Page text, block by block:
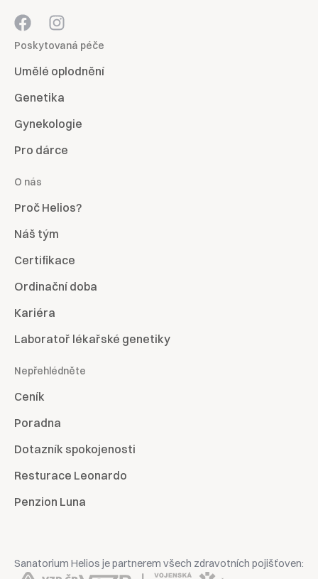
Poskytovaná péče
Umělé oplodnění
Genetika
Gynekologie
Pro dárce
O nás
Proč Helios?
Náš tým
Certifikace
Ordinační doba
Kariéra
Laboratoř lékařské genetiky
Nepřehlédněte
Ceník
Poradna
Dotazník spokojenosti
Resturace Leonardo
Penzion Luna
Sanatorium Helios je partnerem všech zdravotních pojišťoven: